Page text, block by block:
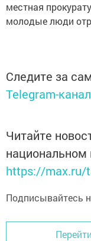
местная
молодые люди
Следите за
Telegram-
Читайте
https://max.ru/
Подписывайтесь